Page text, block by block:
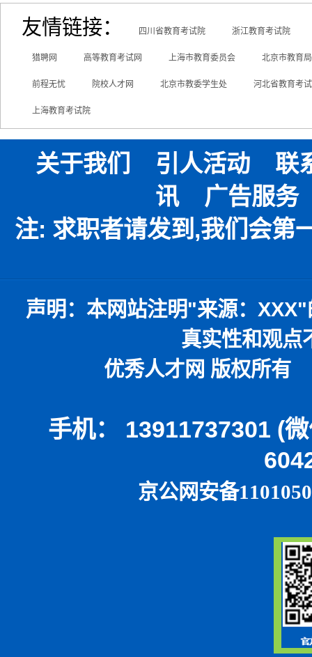
友情链接： 四川省教育考试院 浙江教育考试院
猎聘网 高等教育考试网 上海市教育委员会 北京市教育局
前程无忧 院校人才网 北京市教委学生处 河北省教育考
上海教育考试院
关于我们 引人活动
联
讯
广告服务
注: 求职者请发到,我们会第
声明：本网站注明"来源： XXX"
真实性和观点
优秀人才网 版权所有 本网
手机： 13911737301 (
京公网安备